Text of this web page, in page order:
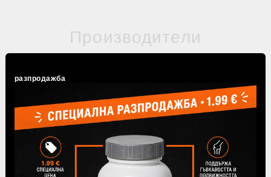
Производители
разпродажба